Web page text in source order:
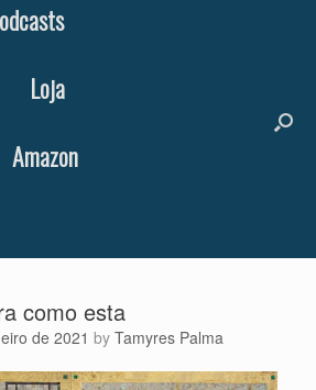
Loja
Amazon
como esta
de 2021 by Tamyres Palma